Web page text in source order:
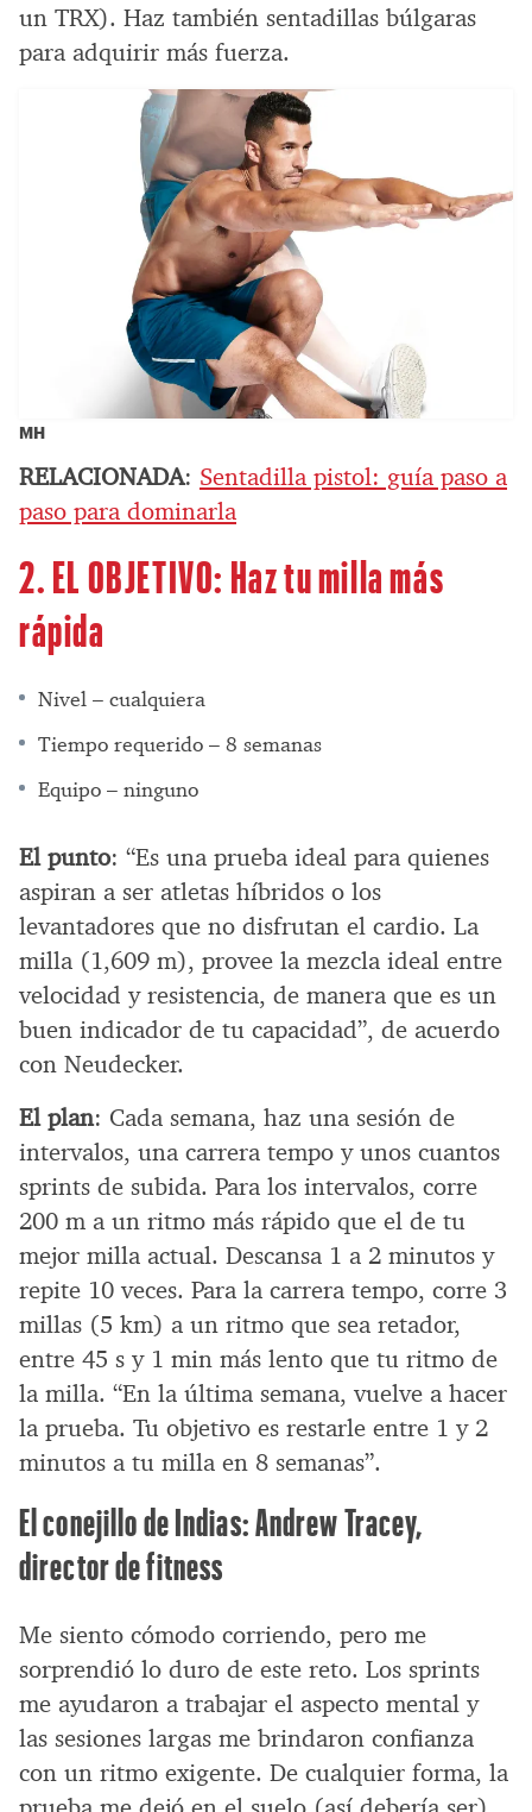
un TRX). Haz también sentadillas búlgaras
para adquirir más fuerza.
MH
RELACIONADA: Sentadilla pistol: guía paso a
paso para dominarla
2. EL OBJETIVO: Haz tu milla más
rápida
Nivel – cualquiera
Tiempo requerido – 8 semanas
Equipo – ninguno
El punto: “Es una prueba ideal para quienes
aspiran a ser atletas híbridos o los
levantadores que no disfrutan el cardio. La
milla (1,609 m), provee la mezcla ideal entre
velocidad y resistencia, de manera que es un
buen indicador de tu capacidad”, de acuerdo
con Neudecker.
El plan: Cada semana, haz una sesión de
intervalos, una carrera tempo y unos cuantos
sprints de subida. Para los intervalos, corre
200 m a un ritmo más rápido que el de tu
mejor milla actual. Descansa 1 a 2 minutos y
repite 10 veces. Para la carrera tempo, corre 3
millas (5 km) a un ritmo que sea retador,
entre 45 s y 1 min más lento que tu ritmo de
la milla. “En la última semana, vuelve a hacer
la prueba. Tu objetivo es restarle entre 1 y 2
minutos a tu milla en 8 semanas”.
El conejillo de Indias: Andrew Tracey,
director de fitness
Me siento cómodo corriendo, pero me
sorprendió lo duro de este reto. Los sprints
me ayudaron a trabajar el aspecto mental y
las sesiones largas me brindaron confianza
con un ritmo exigente. De cualquier forma, la